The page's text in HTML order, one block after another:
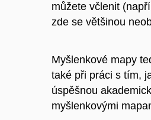
můžete včlenit
zde se většinou
Myšlenkové mapy
také při práci s tím,
úspěšnou
myšlenkovými